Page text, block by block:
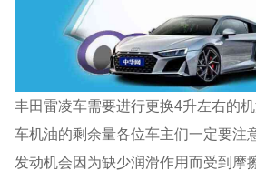
丰田雷凌车需要进行更换4升左右的
车机油的剩余量各位车主们一定要注
发动机会因为缺少润滑作用而受到摩